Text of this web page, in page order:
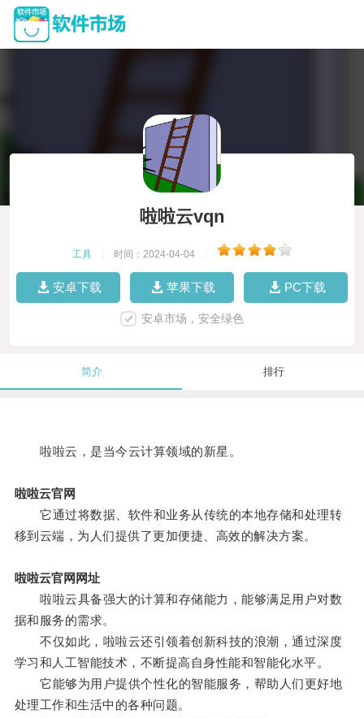
啦啦云vqn
工具 时间：2024-04-04
安卓下载 苹果下载 PC下载
安卓市场，安全绿色
简介 排行
啦啦云，是当今云计算领域的新星。
啦啦云官网
它通过将数据、软件和业务从传统的本地存储和处理转
移到云端，为人们提供了更加便捷、高效的解决方案。
啦啦云官网网址
啦啦云具备强大的计算和存储能力，能够满足用户对数
据和服务的需求。
不仅如此，啦啦云还引领着创新科技的浪潮，通过深度
学习和人工智能技术，不断提高自身性能和智能化水平。
它能够为用户提供个性化的智能服务，帮助人们更好地
处理工作和生活中的各种问题。